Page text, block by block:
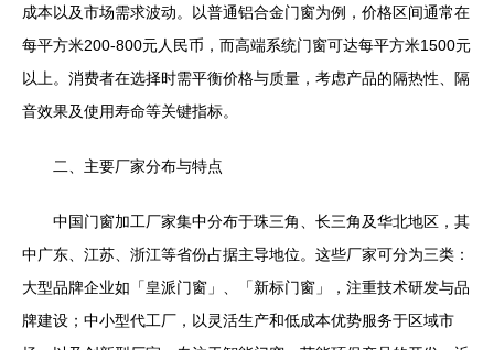
成本以及市场需求波动。以普通铝合金门窗为例，价格区间通常在
每平方米200-800元人民币，而高端系统门窗可达每平方米1500元
以上。消费者在选择时需平衡价格与质量，考虑产品的隔热性、隔
音效果及使用寿命等关键指标。
二、主要厂家分布与特点
中国门窗加工厂家集中分布于珠三角、长三角及华北地区，其
中广东、江苏、浙江等省份占据主导地位。这些厂家可分为三类：
大型品牌企业如「皇派门窗」、「新标门窗」，注重技术研发与品
牌建设；中小型代工厂，以灵活生产和低成本优势服务于区域市